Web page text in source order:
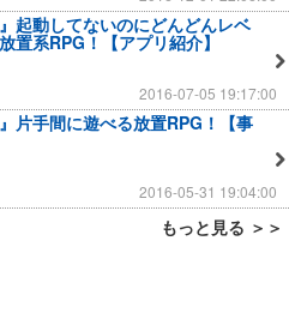
起動してないのにどんどんレベ
置系RPG！【アプリ紹介】
2016-07-05 19:17:00
片手間に遊べる放置RPG！【事
2016-05-31 19:04:00
もっと見る ＞＞